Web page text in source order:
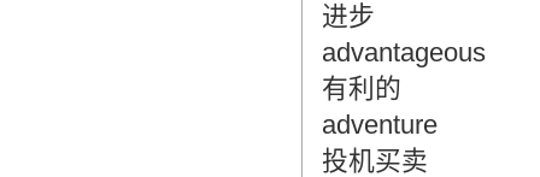
进步
advantageous
有利的
adventure
投机买卖